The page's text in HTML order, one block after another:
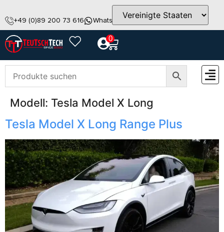
+49 (0)89 200 73 616 WhatsApp info@teutschtech.com
0
Modell: Tesla Model X Long
Tesla Model X Long Range Plus